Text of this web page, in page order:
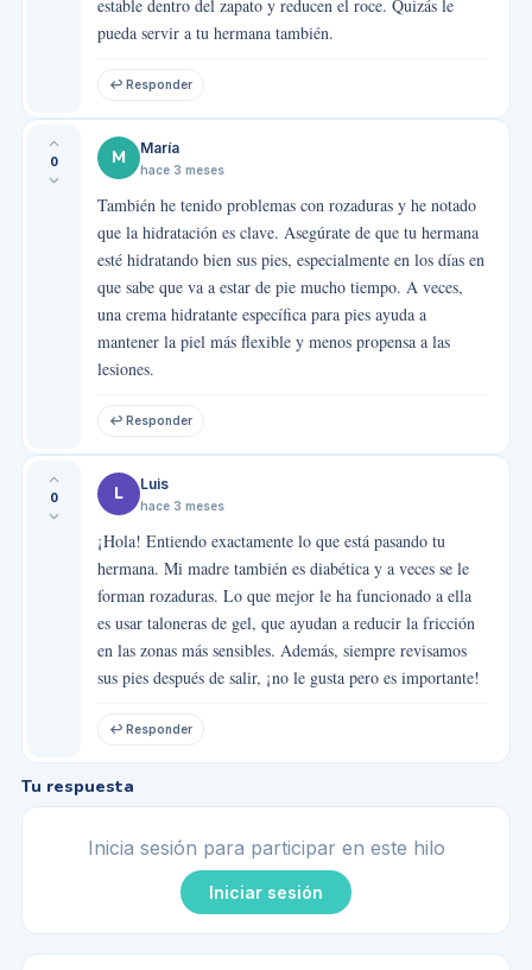
estable dentro del zapato y reducen el roce. Quizás le
pueda servir a tu hermana también.
↩ Responder
0 M María
hace 3 meses
También he tenido problemas con rozaduras y he notado
que la hidratación es clave. Asegúrate de que tu hermana
esté hidratando bien sus pies, especialmente en los días en
que sabe que va a estar de pie mucho tiempo. A veces,
una crema hidratante específica para pies ayuda a
mantener la piel más flexible y menos propensa a las
lesiones.
↩ Responder
0 L Luis
hace 3 meses
¡Hola! Entiendo exactamente lo que está pasando tu
hermana. Mi madre también es diabética y a veces se le
forman rozaduras. Lo que mejor le ha funcionado a ella
es usar taloneras de gel, que ayudan a reducir la fricción
en las zonas más sensibles. Además, siempre revisamos
sus pies después de salir, ¡no le gusta pero es importante!
↩ Responder
Tu respuesta
Inicia sesión para participar en este hilo
Iniciar sesión